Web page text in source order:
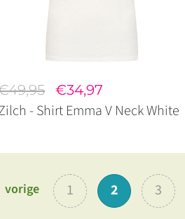
€34,97
Zilch - Shirt Emma V Neck White
vorige 1 2 3